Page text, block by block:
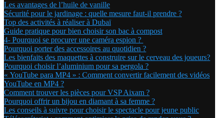
Les avantages de l’huile de vanille
Sécurité pour le jardinage : quelle mesure faut-il prendre ?
Top des activités à réaliser à Dubaï
Guide pratique pour bien choisir son bac à compost
4- Pourquoi se procurer une caméra espion ?
Pourquoi porter des accessoires au quotidien ?
Les bienfaits des maquettes à construire sur le cerveau des joueurs?
Pourquoi choisir l’aluminium pour sa pergola ?
« YouTube para MP4 » : Comment convertir facilement des vidéos
YouTube en MP4 ?
Comment trouver les pièces pour VSP Aixam ?
Pourquoi offrir un bijou en diamant à sa femme ?
Les conseils à suivre pour choisir le spectacle pour jeune public